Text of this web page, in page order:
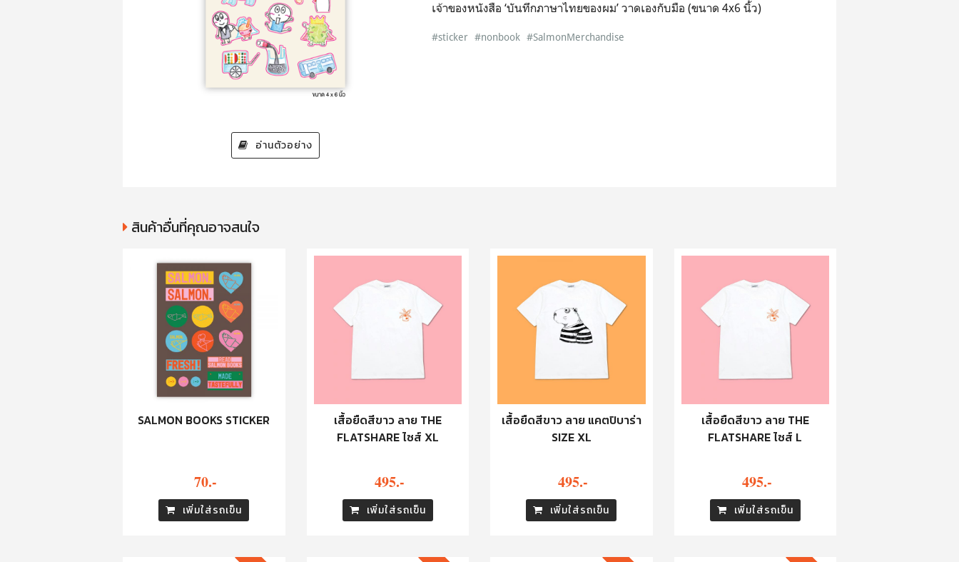
อ่านตัวอย่าง
เจ้าของหนังสือ ‘บันทึกภาษาไทยของผม’ วาดเองกับมือ (ขนาด 4x6 นิ้ว)
#sticker #nonbook #SalmonMerchandise
สินค้าอื่นที่คุณอาจสนใจ
SALMON BOOKS STICKER
70.-
เพิ่มใส่รถเข็น
เสื้อยืดสีขาว ลาย THE
FLATSHARE ไซส์ XL
495.-
เพิ่มใส่รถเข็น
เสื้อยืดสีขาว ลาย แคตปิบาร่า
SIZE XL
495.-
เพิ่มใส่รถเข็น
เสื้อยืดสีขาว ลาย THE
FLATSHARE ไซส์ L
495.-
เพิ่มใส่รถเข็น